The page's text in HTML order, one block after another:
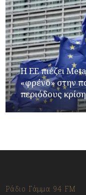
Η ΕΕ πιέζει
«φρένο» στην
περιόδους
Ράδιο Γάμμα 94 FM